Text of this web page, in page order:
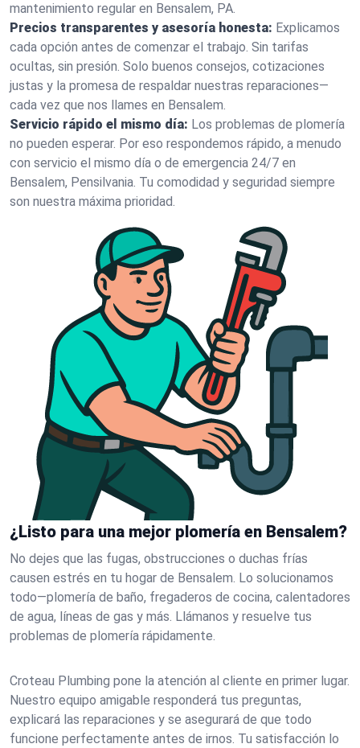
mantenimiento regular en Bensalem, PA.
Precios transparentes y asesoría honesta: Explicamos
cada opción antes de comenzar el trabajo. Sin tarifas
ocultas, sin presión. Solo buenos consejos, cotizaciones
justas y la promesa de respaldar nuestras reparaciones—
cada vez que nos llames en Bensalem.
Servicio rápido el mismo día: Los problemas de plomería
no pueden esperar. Por eso respondemos rápido, a menudo
con servicio el mismo día o de emergencia 24/7 en
Bensalem, Pensilvania. Tu comodidad y seguridad siempre
son nuestra máxima prioridad.
¿Listo para una mejor plomería en Bensalem?
No dejes que las fugas, obstrucciones o duchas frías
causen estrés en tu hogar de Bensalem. Lo solucionamos
todo—plomería de baño, fregaderos de cocina, calentadores
de agua, líneas de gas y más. Llámanos y resuelve tus
problemas de plomería rápidamente.
Croteau Plumbing pone la atención al cliente en primer lugar.
Nuestro equipo amigable responderá tus preguntas,
explicará las reparaciones y se asegurará de que todo
funcione perfectamente antes de irnos. Tu satisfacción lo